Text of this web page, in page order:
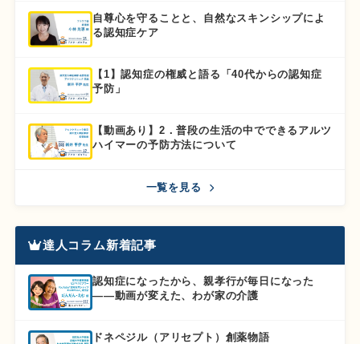
自尊心を守ることと、自然なスキンシップによ
る認知症ケア
【1】認知症の権威と語る「40代からの認知症
予防」
【動画あり】2．普段の生活の中でできるアルツ
ハイマーの予防方法について
一覧を見る
達人コラム新着記事
認知症になったから、親孝行が毎日になった
――動画が変えた、わが家の介護
ドネペジル（アリセプト）創薬物語